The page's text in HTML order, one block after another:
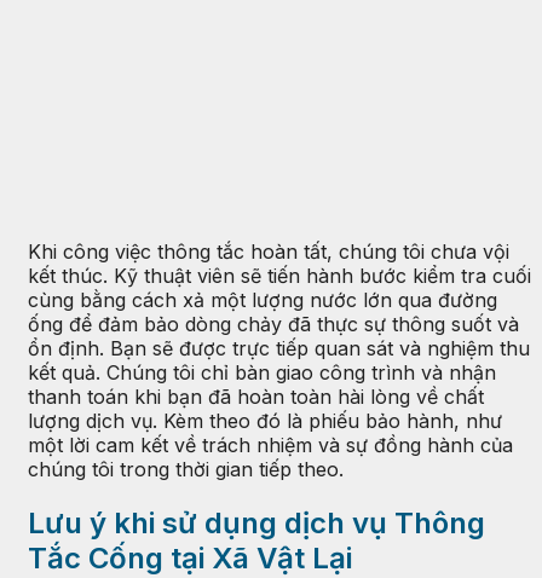
Khi công việc thông tắc hoàn tất, chúng tôi chưa vội
kết thúc. Kỹ thuật viên sẽ tiến hành bước kiểm tra cuối
cùng bằng cách xả một lượng nước lớn qua đường
ống để đảm bảo dòng chảy đã thực sự thông suốt và
ổn định. Bạn sẽ được trực tiếp quan sát và nghiệm thu
kết quả. Chúng tôi chỉ bàn giao công trình và nhận
thanh toán khi bạn đã hoàn toàn hài lòng về chất
lượng dịch vụ. Kèm theo đó là phiếu bảo hành, như
một lời cam kết về trách nhiệm và sự đồng hành của
chúng tôi trong thời gian tiếp theo.
Lưu ý khi sử dụng dịch vụ Thông
Tắc Cống tại Xã Vật Lại